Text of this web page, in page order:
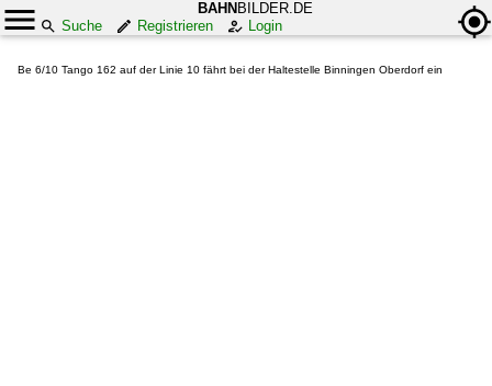
BAHN BILDER.DE
Suche
Registrieren Login
Be 6/10 Tango 162 auf der Linie 10 fährt bei der Haltestelle Binningen Oberdorf ein